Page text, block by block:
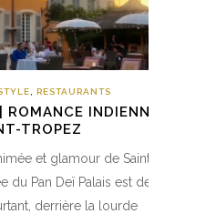
, RESTAURANTS
INDIENNE
TROPEZ
et glamour de Saint-
Pan Deï Palais est des
derrière la lourde